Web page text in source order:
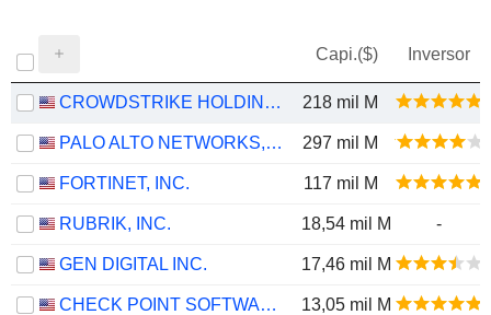
Capi.($) Inversor
CROWDSTRIKE HOLDINGS, INC. 218 mil M
PALO ALTO NETWORKS, INC. 297 mil M
FORTINET, INC. 117 mil M
RUBRIK, INC. 18,54 mil M -
GEN DIGITAL INC. 17,46 mil M
CHECK POINT SOFTWARE TECHNOLOGIES LTD.
13,05 mil M